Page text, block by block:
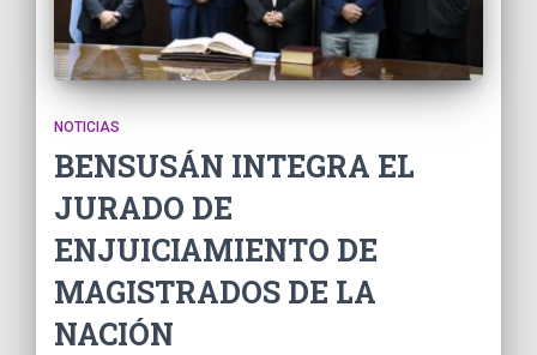
NOTICIAS
BENSUSÁN INTEGRA EL
JURADO DE
ENJUICIAMIENTO DE
MAGISTRADOS DE LA
NACIÓN